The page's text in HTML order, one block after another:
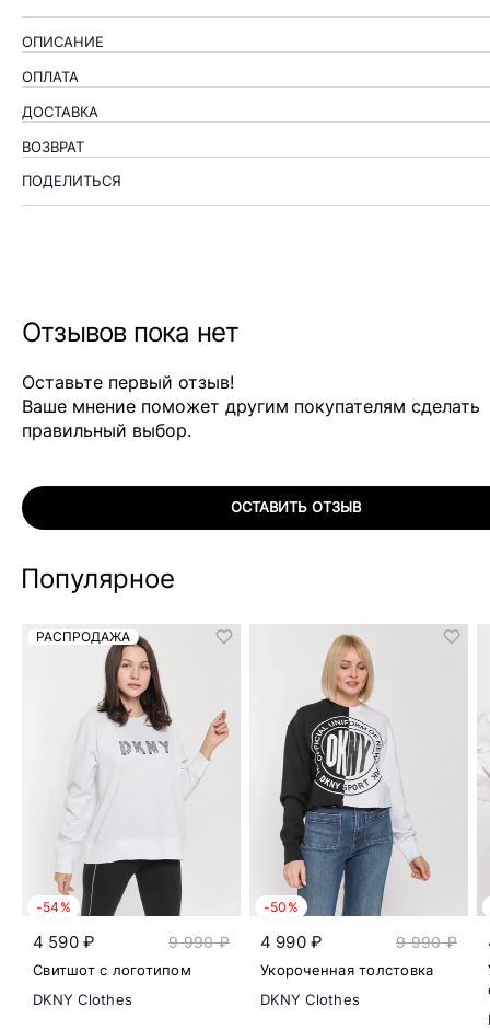
ОПИСАНИЕ
ОПЛАТА
ДОСТАВКА
ВОЗВРАТ
ПОДЕЛИТЬСЯ
Отзывов пока нет
Оставьте первый отзыв!
Ваше мнение поможет другим покупателям сделать
правильный выбор.
ОСТАВИТЬ ОТЗЫВ
Популярное
РАСПРОДАЖА
-54%
4 590 ₽ 9 990 ₽
Свитшот с логотипом
DKNY Clothes
-50%
4 990 ₽ 9 990 ₽
Укороченная толстовка
DKNY Clothes